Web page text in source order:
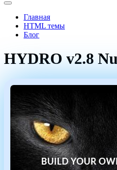
Главная
HTML темы
Блог
HYDRO v2.8